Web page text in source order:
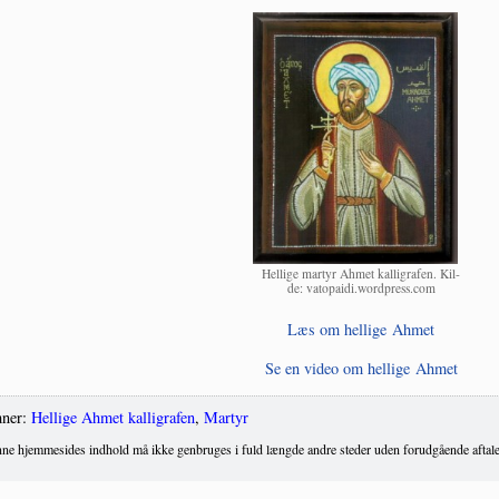
Hel­li­ge mar­tyr Ahmet kal­li­gra­fen. Kil­
de: vatopaidi.wordpress.com
Læs om hel­li­ge Ahmet
Se en video om hel­li­ge Ahmet
Hellige Ahmet kalligrafen, Martyr
hjemmesides indhold må ikke genbruges i fuld længde andre steder uden forudgående